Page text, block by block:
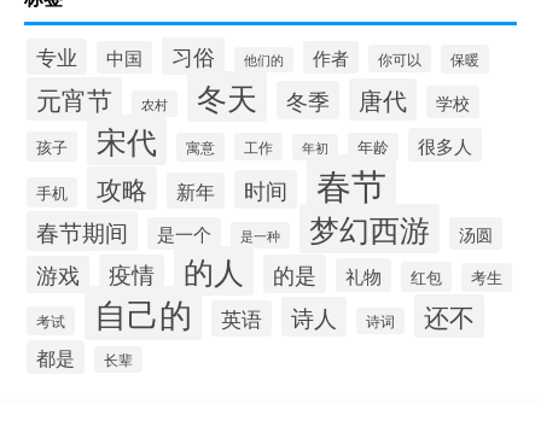
专业 中国 习俗 他们的 作者 你可以 保暖
元宵节 农村 冬天 冬季 唐代 学校
孩子 宋代 寓意 工作 年初 年龄 很多人
手机 攻略 新年 时间 春节
春节期间 是一个 是一种 梦幻西游 汤圆
游戏 疫情 的人 的是 礼物 红包
考生
考试
自己的 英语 诗人 诗词 还不
都是 长辈